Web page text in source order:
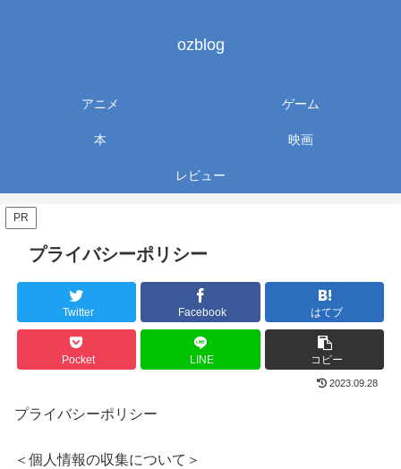
ozblog
アニメ ゲーム
本 映画
レビュー
PR
プライバシーポリシー
Twitter Facebook はてブ
Pocket LINE コピー
2023.09.28
プライバシーポリシー
＜個人情報の収集について＞